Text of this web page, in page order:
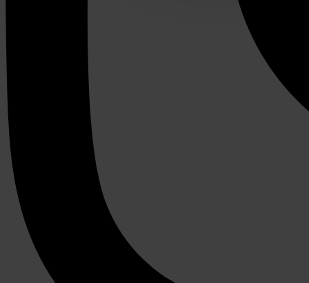
verstrekt of die ze hebben